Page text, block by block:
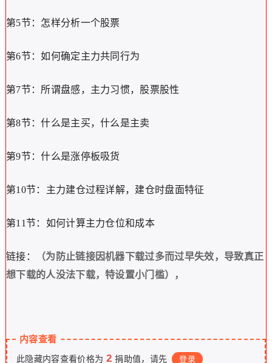
第5节：怎样分析一个股票
第6节：如何确定主力共同行为
第7节：所谓盘感，主力习惯，股票股性
第8节：什么是主买，什么是主卖
第9节：什么是涨停板吸货
第10节：主力建仓过程详解，建仓时盘面特征
第11节：如何计算主力仓位和成本
链接：
（为防止链接因机器下载过多而过早失效，导致真正
想下载的人没法下载，特设置小门槛），
内容查看
此隐藏内容查看价格为 2 捐助值，请先 登录